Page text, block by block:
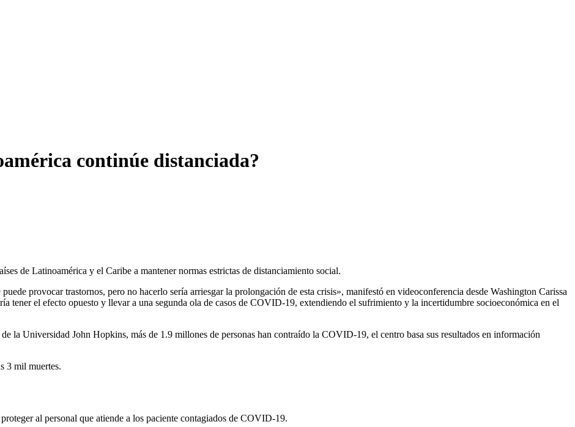
continúe distanciada?
de Latinoamérica y el Caribe a mantener normas estrictas de distanciamiento social.
provocar trastornos, pero no hacerlo sería arriesgar la prolongación de esta crisis», manifestó en videoconferencia desde Washington Carissa
tener el efecto opuesto y llevar a una segunda ola de casos de COVID-19, extendiendo el sufrimiento y la incertidumbre socioeconómica en el
la Universidad John Hopkins, más de 1.9 millones de personas han contraído la COVID-19, el centro basa sus resultados en información
3 mil muertes.
al personal que atiende a los paciente contagiados de COVID-19.